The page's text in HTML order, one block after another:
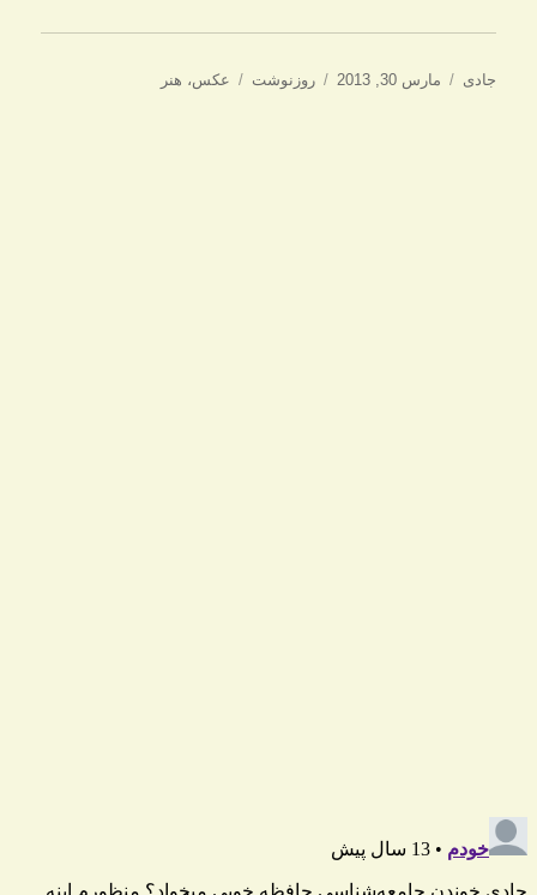
نویسنده
جادی
ارسال
مارس 30, 2013 دسته‌ها
روزنوشت برچسب‌ها
عکس، هنر